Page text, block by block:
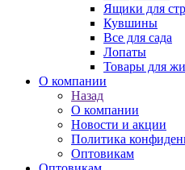
Ящики для
Кувшины
Все для сада
Лопаты
Товары для
О компании
Назад
О компании
Новости и акции
Политика
Оптовикам